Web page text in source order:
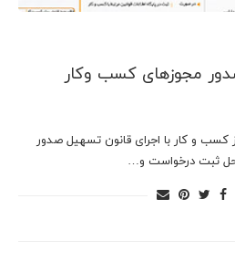
مجوزهای کسب وکار
و کار با اجرای قانون تسهیل صدور
ثبت درخواست و…